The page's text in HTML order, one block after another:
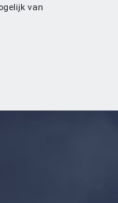
van